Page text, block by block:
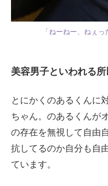
「ねーねー、ねぇっ
美容男子といわれる所
とにかくのあるくんに
ちゃん。のあるくんが
の存在を無視して自由
抗してるのか自分も自
ています。